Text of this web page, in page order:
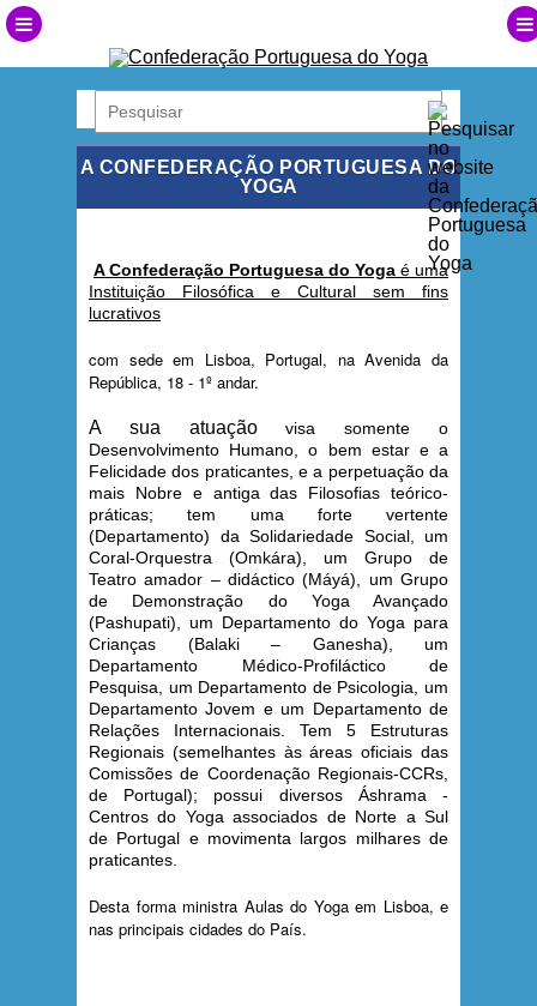
A CONFEDERAÇÃO PORTUGUESA DO
YOGA
A Confederação Portuguesa do Yoga é uma
Instituição Filosófica e Cultural sem fins
lucrativos
com sede em Lisboa, Portugal, na Avenida da
República, 18 - 1º andar.
A sua atuaçãovisa somente o
Desenvolvimento Humano, o bem estar e a
Felicidade dos praticantes, e a perpetuação da
mais Nobre e antiga das Filosofias teórico-
práticas; tem uma forte vertente
(Departamento) da Solidariedade Social, um
Coral-Orquestra (Omkára), um Grupo de
Teatro amador – didáctico (Máyá), um Grupo
de Demonstração do Yoga Avançado
(Pashupati), um Departamento do Yoga para
Crianças (Balaki – Ganesha), um
Departamento Médico-Profiláctico de
Pesquisa, um Departamento de Psicologia, um
Departamento Jovem e um Departamento de
Relações Internacionais. Tem 5 Estruturas
Regionais (semelhantes às áreas oficiais das
Comissões de Coordenação Regionais-CCRs,
de Portugal); possui diversos Áshrama -
Centros do Yoga associados de Norte a Sul
de Portugal e movimenta largos milhares de
praticantes.
Desta forma ministra Aulas do Yoga em Lisboa, e
nas principais cidades do País.